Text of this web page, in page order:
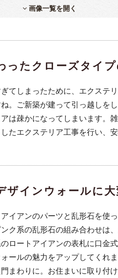
画像一覧を開く
ったクローズタイ
てしまったために、エクステ
。ご新築が建って引っ越しを
は疎かになってしまいます。
たエクステリア工事を行い、
ザインウォールに大
イアンのパーツと乱形石を使
ク系の乱形石の組み合わせは
ロートアイアンの表札に口金
ールの魅力をアップしてくれ
まわりに。お住まいに取り付